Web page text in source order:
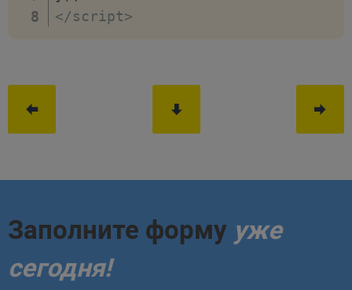
</script>
Заполните форму уже
сегодня!